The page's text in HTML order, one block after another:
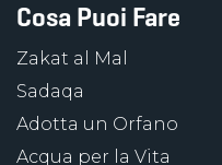
Cosa Puoi Fare
Zakat al Mal
Sadaqa
Adotta un Orfano
Acqua per la Vita